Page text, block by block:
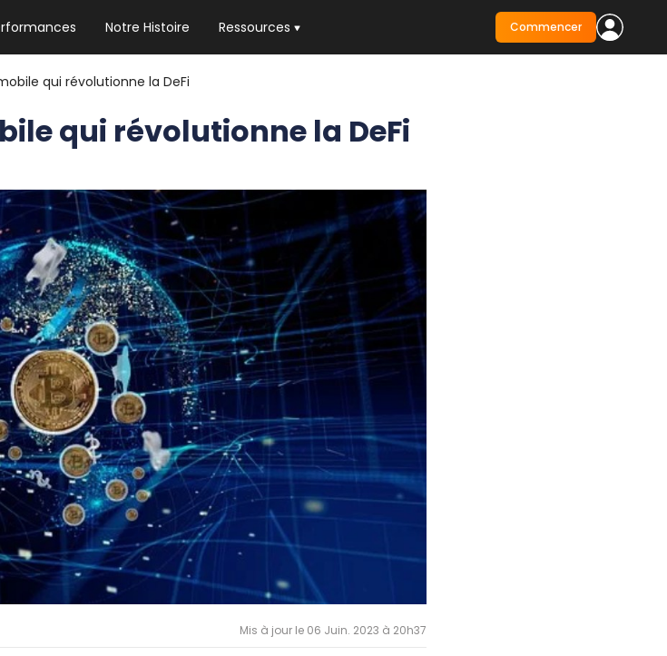
Notre Histoire Ressources
HEBDO
crypto dont vous avez besoin
ultime pour débuter dans les
Commencer
qui révolutionne la DeFi
qui révolutionne la DeFi
Mis à jour le 06 Juin. 2023 à 20h37